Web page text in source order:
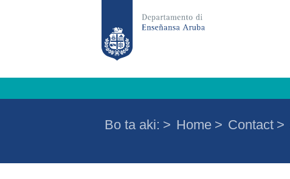
Bo ta aki: > Home > Contact >